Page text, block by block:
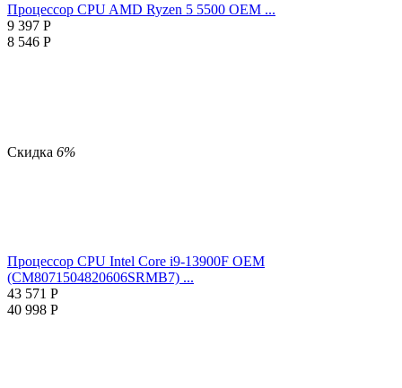
Процессор CPU AMD Ryzen 5 5500 OEM ...
9 397 Р
8 546 Р
Скидка 6%
Процессор CPU Intel Core i9-13900F OEM
(CM8071504820606SRMB7) ...
43 571 Р
40 998 Р